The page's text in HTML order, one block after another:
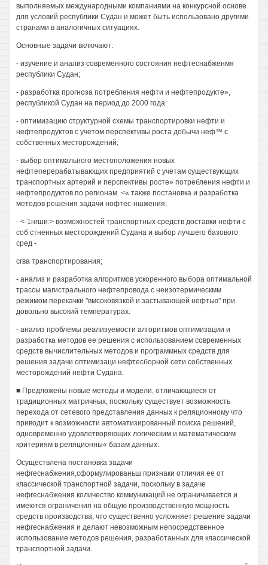
выполняемых международными компаниями на конкурсной основе
для условий республики Судан и может быть использовано другими
странами в аналогичных ситуациях.
Основные задачи включают:
- изучение и анализ современного состояния нефтеснабженмя
республики Судан;
- разработка прогноза потребления нефти и нефтепродукте»,
республикой Судан на период до 2000 года:
- оптимизацию структурной схемы транспортировки нефти и
нефтепродуктов с учетом перспективы роста добычи неф™ с
собственных месторождений;
- выбор оптимального местоположения новых
нефтеперерабатывающих предприятий с учетам существующих
транспортных артерий и перспективы росте» потребления нефти и
нефтепродуктов по регионам. <« также постановка и разработка
методов решения задачи нофтес-ншжения;
- <-1нгши:> возможностей транспортных средств доставки нефти с
соб стненных месторождений Судана и выбор лучшего базового
сред -
сгва транспортирования;
- анализ и разработка алгоритмов ускоренного выбора оптимальной
трассы магистрального нефтепровода с неизотермическмм
режимом перекачки "вмсоковязкой и застывающей нефтью" при
довольно высокий температурах:
- анализ проблемы реализуемости алгоритмов оптимизации и
разработка методов ее решения с использованием современных
средств вычислительных методов и программных средств для
решения задачи оптимизаци нефтесборной сети собственных
месторождений нефти Судана.
■ Предложены новые методы и модели, отличающиеся от
традиционных матричных, поскольку существует возможность
перехода от сетевого представления данных к реляционному что
приводит к возможности автоматизированный поиска решений,
одновременно удовлетворяющих логическим и математическим
критериям в реляционны« базам данных.
Осуществлена постановка задачи
нефгеснабжения,сформулированьш признаки отличия ее от
классической транспортной задачи, поскольку в задаче
нефгеснабжения количество коммуникаций не ограничивается и
имеются ограничения на общую производственную мощность
средств производства, что существенно усложняет решение задачи
нефгеснабжения и делают невозможным непосредственное
использование методов решения, разработанных для классической
транспортной задачи.